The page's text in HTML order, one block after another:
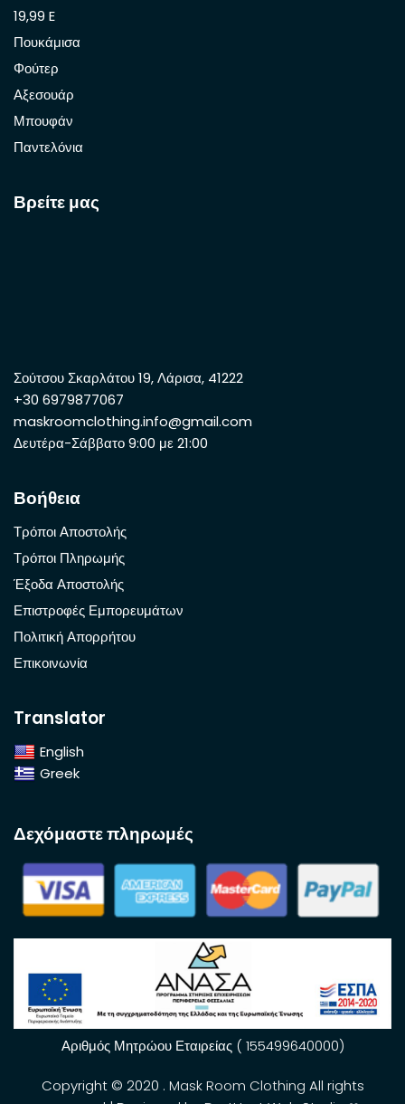
19,99 E
Πουκάμισα
Φούτερ
Αξεσουάρ
Μπουφάν
Παντελόνια
Βρείτε μας
Σούτσου Σκαρλάτου 19, Λάρισα, 41222
+30 6979877067
maskroomclothing.info@gmail.com
Δευτέρα-Σάββατο 9:00 με 21:00
Βοήθεια
Τρόποι Αποστολής
Τρόποι Πληρωμής
Έξοδα Αποστολής
Επιστροφές Εμπορευμάτων
Πολιτική Απορρήτου
Επικοινωνία
Translator
English
Greek
Δεχόμαστε πληρωμές
Αριθμός Μητρώου Εταιρείας ( 155499640000)
Copyright © 2020 . Mask Room Clothing All rights